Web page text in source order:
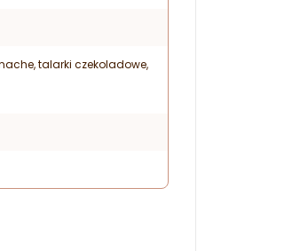
talarki czekoladowe,